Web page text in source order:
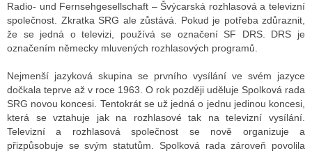
Radio- und Fernsehgesellschaft – Švýcarská rozhlasová a televizní
společnost. Zkratka SRG ale zůstává. Pokud je potřeba zdůraznit,
že se jedná o televizi, používá se označení SF DRS. DRS je
označením německy mluvených rozhlasových programů.
Nejmenší jazyková skupina se prvního vysílání ve svém jazyce
dočkala teprve až v roce 1963. O rok později uděluje Spolková rada
SRG novou koncesi. Tentokrát se už jedná o jednu jedinou koncesi,
která se vztahuje jak na rozhlasové tak na televizní vysílání.
Televizní a rozhlasová společnost se nově organizuje a
přizpůsobuje se svým statutům. Spolková rada zároveň povolila